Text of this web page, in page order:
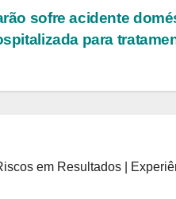
sofre acidente
para
em Resultados |